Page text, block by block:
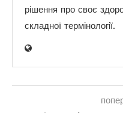
рішення про своє
складної термінології.